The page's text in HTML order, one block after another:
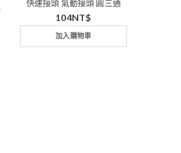
快速接頭 氣動接頭 圓三通
104NT$
加入購物車